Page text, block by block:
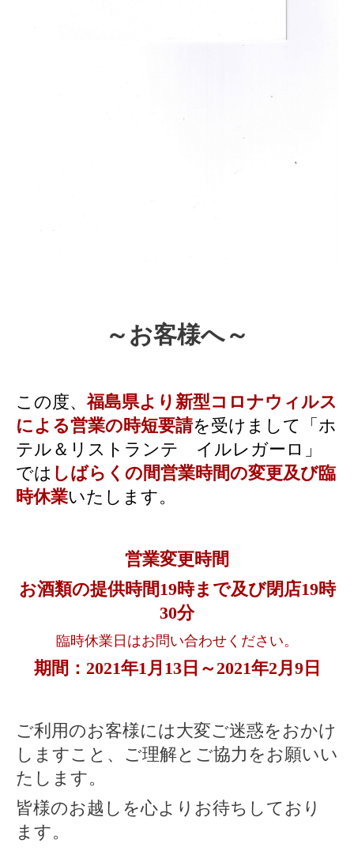
～お客様へ～
この度、福島県より新型コロナウィルス
による営業の時短要請を受けまして「ホ
テル＆リストランテ イルレガーロ」
では しばらくの間営業時間の変更及び臨
時休業いたします。
営業変更時間
お酒類の提供時間19時まで及び閉店19時
30分
臨時休業日はお問い合わせください。
期間：2021年1月13日～2021年2月9日
ご利用のお客様には大変ご迷惑をおかけ
しますこと、ご理解とご協力をお願いい
たします。
皆様のお越しを心よりお待ちしており
ます。